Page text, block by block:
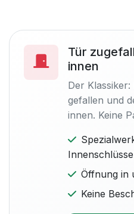
Tür
innen
Der
gefallen und
innen. Keine
Öffnung in
Keine